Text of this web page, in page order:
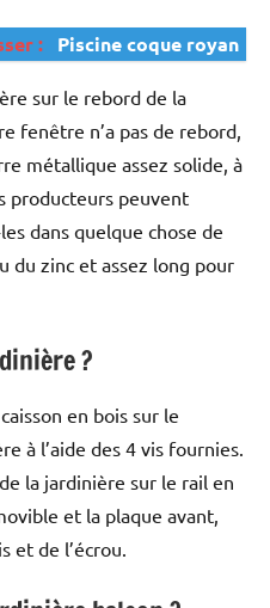
: Piscine coque royan
sur le rebord de la
fenêtre n’a pas de rebord,
métallique assez solide, à
producteurs peuvent
dans quelque chose de
du zinc et assez long pour
?
en bois sur le
à l’aide des 4 vis fournies.
la jardinière sur le rail en
et la plaque avant,
et de l’écrou.